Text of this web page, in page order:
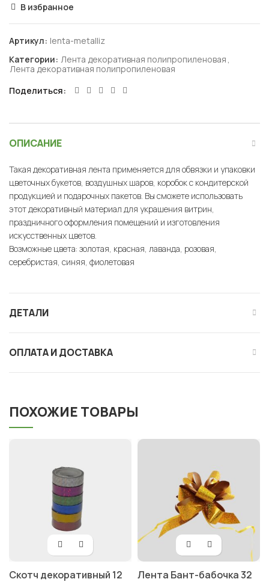
В избранное
Артикул: lenta-metalliz
Категории: Лента декоративная полипропиленовая ,
Лента декоративная полипропиленовая
Поделиться
ОПИСАНИЕ
Такая декоративная лента применяется для обвязки и упаковки
цветочных букетов, воздушных шаров, коробок с кондитерской
продукцией и подарочных пакетов. Вы сможете использовать
этот декоративный материал для украшения витрин,
праздничного оформления помещений и изготовления
искусственных цветов.
Возможные цвета: золотая, красная, лаванда, розовая,
серебристая, синяя, фиолетовая
ДЕТАЛИ
ОПЛАТА И ДОСТАВКА
ПОХОЖИЕ ТОВАРЫ
Скотч декоративный 12
Лента Бант-бабочка 32